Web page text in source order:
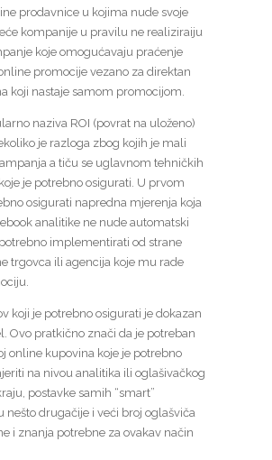
prodavnice u kojima nude svoje
kompanije u pravilu ne realiziraiju
koje omogućavaju praćenje
promocije vezano za direktan
koji nastaje samom promocijom.
naziva ROI (povrat na uloženo)
je razloga zbog kojih je mali
a tiču se uglavnom tehničkih
je potrebno osigurati. U prvom
osigurati napredna mjerenja koja
analitike ne nude automatski
implementirati od strane
trgovca ili agencija koje mu rade
koji je potrebno osigurati je dokazan
Ovo pratkično znači da je potreban
online kupovina koje je potrebno
na nivou analitika ili oglašivačkog
postavke samih “smart”
nešto drugačije i veći broj oglašviča
i znanja potrebne za ovakav način